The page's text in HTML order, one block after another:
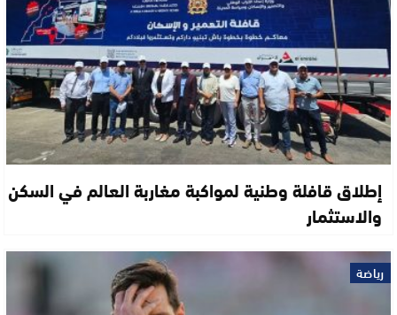
إطلاق قافلة وطنية لمواكبة مغاربة العالم في السكن
والاستثمار
رياضة